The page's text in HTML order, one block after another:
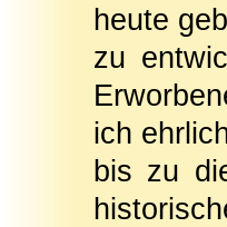
heute
zu
ich
bis zu